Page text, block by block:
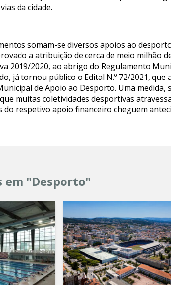
da cidade.
somam-se diversos apoios ao
a atribuição de cerca de meio milhão
2019/2020, ao abrigo do Regulamento
já tornou público o Edital N.º 72/2021,
de Apoio ao Desporto. Uma
muitas coletividades desportivas
do respetivo apoio financeiro cheguem
em "Desporto"